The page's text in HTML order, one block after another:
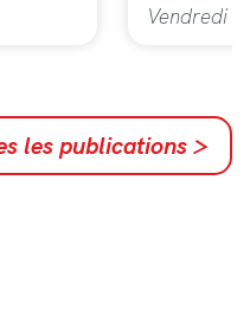
Vendredi
les publications >